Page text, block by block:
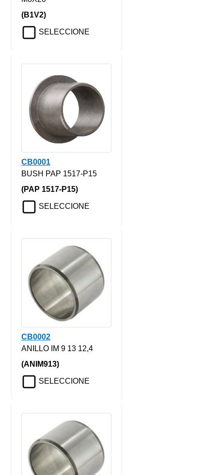
(B1V2)
SELECCIONE
CB0001
BUSH PAP 1517-P15
(PAP 1517-P15)
SELECCIONE
CB0002
ANILLO IM 9 13 12,4
(ANIM913)
SELECCIONE